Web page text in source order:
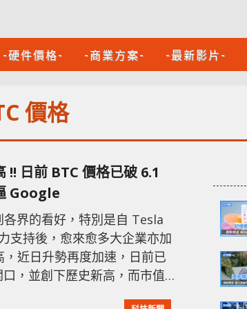
-硬件價格- -商業方案- -最新影片-
價格
日前 BTC 價格已破 6.1
Google
界的看好，特別是自 Tesla
支持後，愈來愈多大企業亦加
近日升勢再度加速，日前已
，並創下歷史新高，而市值